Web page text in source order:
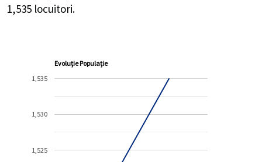
1,535 locuitori.
Evoluție Populație
1,525
1,530
1,535